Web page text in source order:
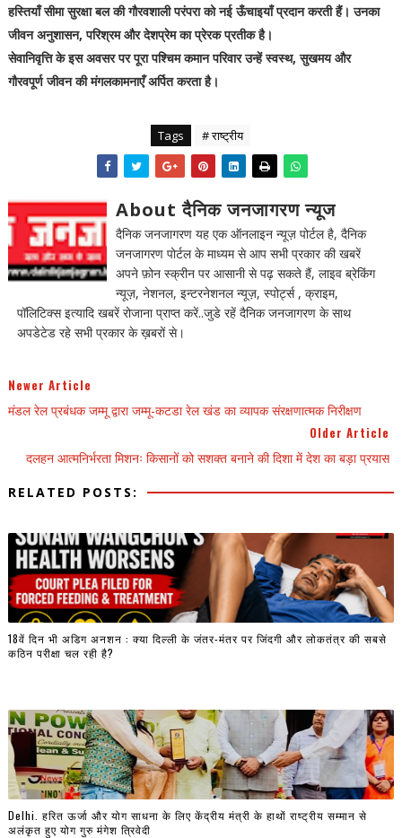
हस्तियाँ सीमा सुरक्षा बल की गौरवशाली परंपरा को नई ऊँचाइयाँ प्रदान करती हैं। उनका
जीवन अनुशासन, परिश्रम और देशप्रेम का प्रेरक प्रतीक है।
सेवानिवृत्ति के इस अवसर पर पूरा पश्चिम कमान परिवार उन्हें स्वस्थ, सुखमय और
गौरवपूर्ण जीवन की मंगलकामनाएँ अर्पित करता है।
Tags # राष्ट्रीय
About दैनिक जनजागरण न्यूज
दैनिक जनजागरण यह एक ऑनलाइन न्यूज़ पोर्टल है, दैनिक
जनजागरण पोर्टल के माध्यम से आप सभी प्रकार की खबरें
अपने फ़ोन स्क्रीन पर आसानी से पढ़ सकते हैं, लाइव ब्रेकिंग
न्यूज़, नेशनल, इन्टरनेशनल न्यूज़, स्पोर्ट्स , क्राइम,
पॉलिटिक्स इत्यादि खबरें रोजाना प्राप्त करें..जुडे रहें दैनिक जनजागरण के साथ
अपडेटेड रहे सभी प्रकार के ख़बरों से।
Newer Article
मंडल रेल प्रबंधक जम्मू द्वारा जम्मू-कटडा रेल खंड का व्यापक संरक्षणात्मक निरीक्षण
Older Article
दलहन आत्मनिर्भरता मिशनः किसानों को सशक्त बनाने की दिशा में देश का बड़ा प्रयास
RELATED POSTS:
18वें दिन भी अडिग अनशन : क्या दिल्ली के जंतर-मंतर पर जिंदगी और लोकतंत्र की सबसे
कठिन परीक्षा चल रही है?
Delhi. हरित ऊर्जा और योग साधना के लिए केंद्रीय मंत्री के हाथों राष्ट्रीय सम्मान से
अलंकृत हुए योग गुरु मंगेश त्रिवेदी